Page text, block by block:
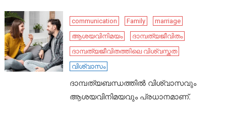
communication Family
marriage
ആശയവിനിമയം
ദാമ്പത്യജീവിതം
ദാമ്പത്യജീവിതത്തിലെ വിശ്വസ്തത
വിശ്വാസം
ദാമ്പത്യബന്ധത്തിൽ വിശ്വാസവും
ആശയവിനിമയവും പ്രധാനമാണ്.